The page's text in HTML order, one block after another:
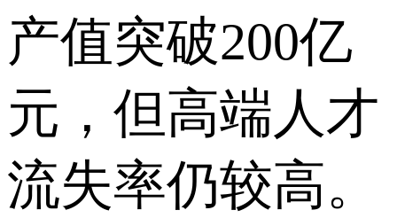
产值突破200亿
元，但高端人才
流失率仍较高。